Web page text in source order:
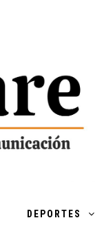
DEPORTES